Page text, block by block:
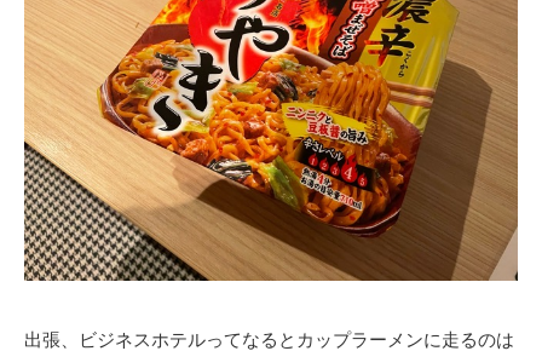
出張、ビジネスホテルってなるとカップラーメンに走るのは